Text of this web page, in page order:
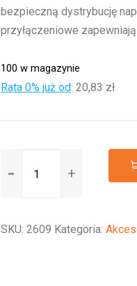
bezpieczną dystrybucję
przyłączeniowe
100 w magazynie
Rata 0% już od: 20,83 zł
Busbar
+
SKU: 2609 Kategoria: